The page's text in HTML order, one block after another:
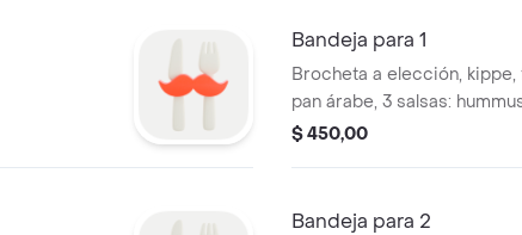
Bandeja para 1
Brocheta a elección, kippe,
pan árabe, 3 salsas:
garbanzos, babaganoush de
$ 450,00
Bandeja para 2